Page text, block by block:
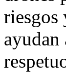
riesgos
ayudan